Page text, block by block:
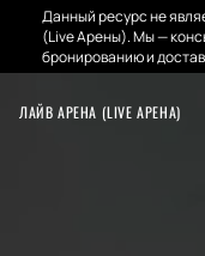
Данный ресурс не
(Live Арены). Мы —
бронированию и
ЛАЙВ АРЕНА (LIVE АРЕНА)